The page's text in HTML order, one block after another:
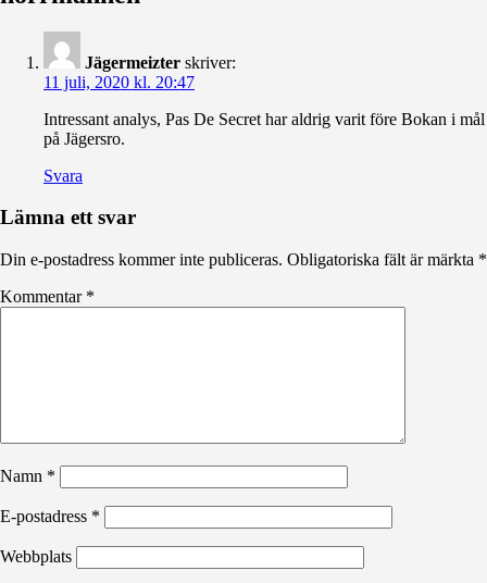
Jägermeizter skriver:
11 juli, 2020 kl. 20:47
Intressant analys, Pas De Secret har aldrig varit före Bokan i mål
på Jägersro.
Svara
Lämna ett svar
Din e-postadress kommer inte publiceras. Obligatoriska fält är märkta *
Kommentar *
Namn *
E-postadress *
Webbplats